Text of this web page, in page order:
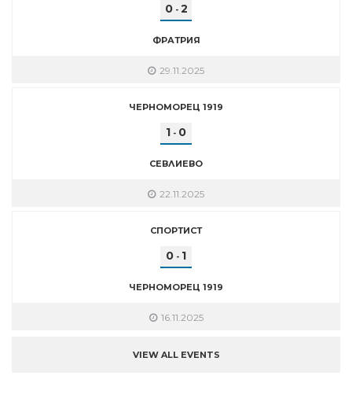
0- 2
ФРАТРИЯ
29.11.2025
ЧЕРНОМОРЕЦ 1919
1 - 0
СЕВЛИЕВО
22.11.2025
СПОРТИСТ
0 - 1
ЧЕРНОМОРЕЦ 1919
16.11.2025
VIEW ALL EVENTS